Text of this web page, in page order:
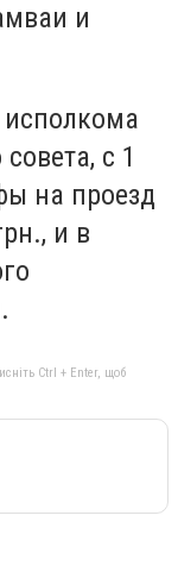
и
с 1
на проезд
и в
Ctrl + Enter, щоб